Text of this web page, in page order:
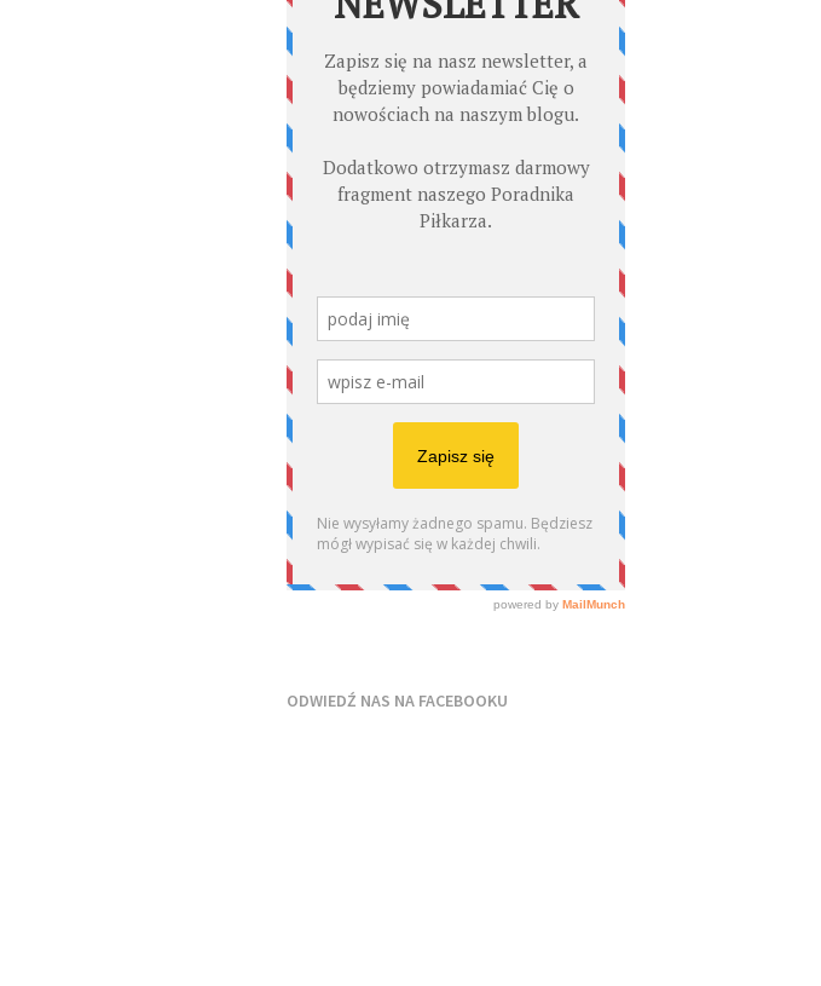
ODWIEDŹ NAS NA FACEBOOKU